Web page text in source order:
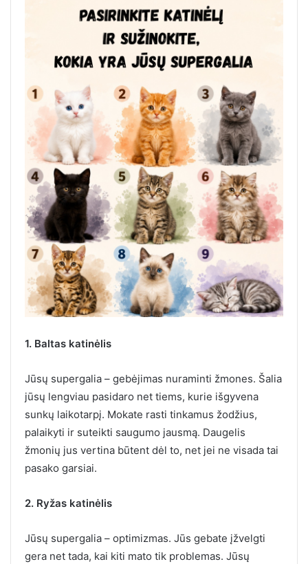
1. Baltas katinėlis
Jūsų supergalia – gebėjimas nuraminti žmones. Šalia
jūsų lengviau pasidaro net tiems, kurie išgyvena
sunkų laikotarpį. Mokate rasti tinkamus žodžius,
palaikyti ir suteikti saugumo jausmą. Daugelis
žmonių jus vertina būtent dėl to, net jei ne visada tai
pasako garsiai.
2. Ryžas katinėlis
Jūsų supergalia – optimizmas. Jūs gebate įžvelgti
gera net tada, kai kiti mato tik problemas. Jūsų